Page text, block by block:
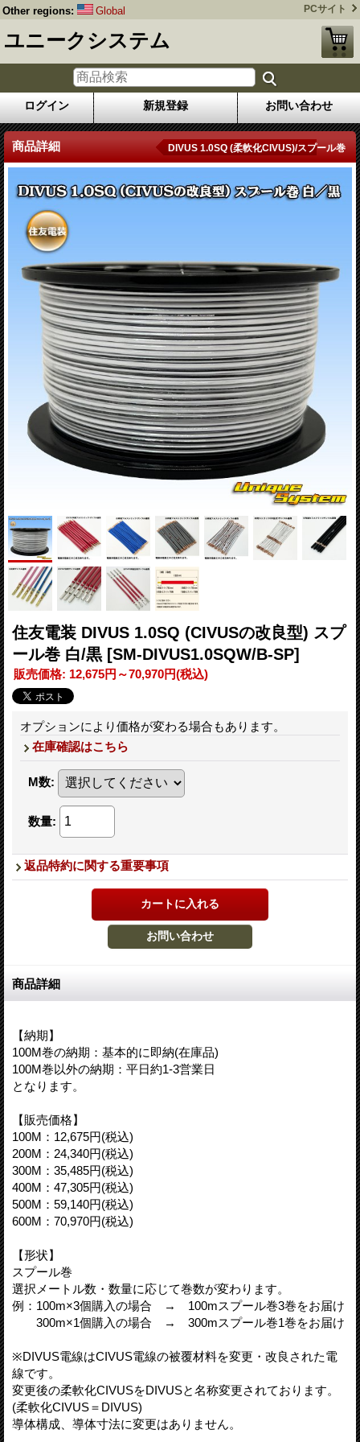
Other regions: Global PCサイト
ユニークシステム
ログイン 新規登録 お問い合わせ
商品詳細 DIVUS 1.0SQ (柔軟化CIVUS)/スプール巻
住友電装 DIVUS 1.0SQ (CIVUSの改良型) スプ
ール巻 白/黒 [SM-DIVUS1.0SQW/B-SP]
販売価格: 12,675円～70,970円(税込)
オプションにより価格が変わる場合もあります。
在庫確認はこちら
M数:
数量:
返品特約に関する重要事項
商品詳細
【納期】
100M巻の納期：基本的に即納(在庫品)
100M巻以外の納期：平日約1-3営業日
となります。
【販売価格】
100M：12,675円(税込)
200M：24,340円(税込)
300M：35,485円(税込)
400M：47,305円(税込)
500M：59,140円(税込)
600M：70,970円(税込)
【形状】
スプール巻
選択メートル数・数量に応じて巻数が変わります。
例：100m×3個購入の場合 → 100mスプール巻3巻をお届け
300m×1個購入の場合 → 300mスプール巻1巻をお届け
※DIVUS電線はCIVUS電線の被覆材料を変更・改良された電
線です。
変更後の柔軟化CIVUSをDIVUSと名称変更されております。
(柔軟化CIVUS＝DIVUS)
導体構成、導体寸法に変更はありません。